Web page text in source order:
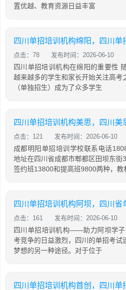
置优越、教育资源日益丰富
四川单招培训机构绵阳，四川单
点击：78 发布时间：2026-06-10
四川单招培训机构在绵阳的重要性
越来越多的学生和家长开始关注高考
（单独招生）成为了众多学生
四川单招培训机构美思，四川美
点击：121 发布时间：2026-06-10
成都明阳单招培训学校联系电话
地址在四川省成都市郫都区田坝东街
签约班13800和提高班9800两种，教
四川单招培训机构阿坝，四川省
点击：161 发布时间：2026-06-10
四川单招培训机构——助力阿坝学
考竞争的日益激烈，四川的单招考试
梦想的另一种途径。对于位于